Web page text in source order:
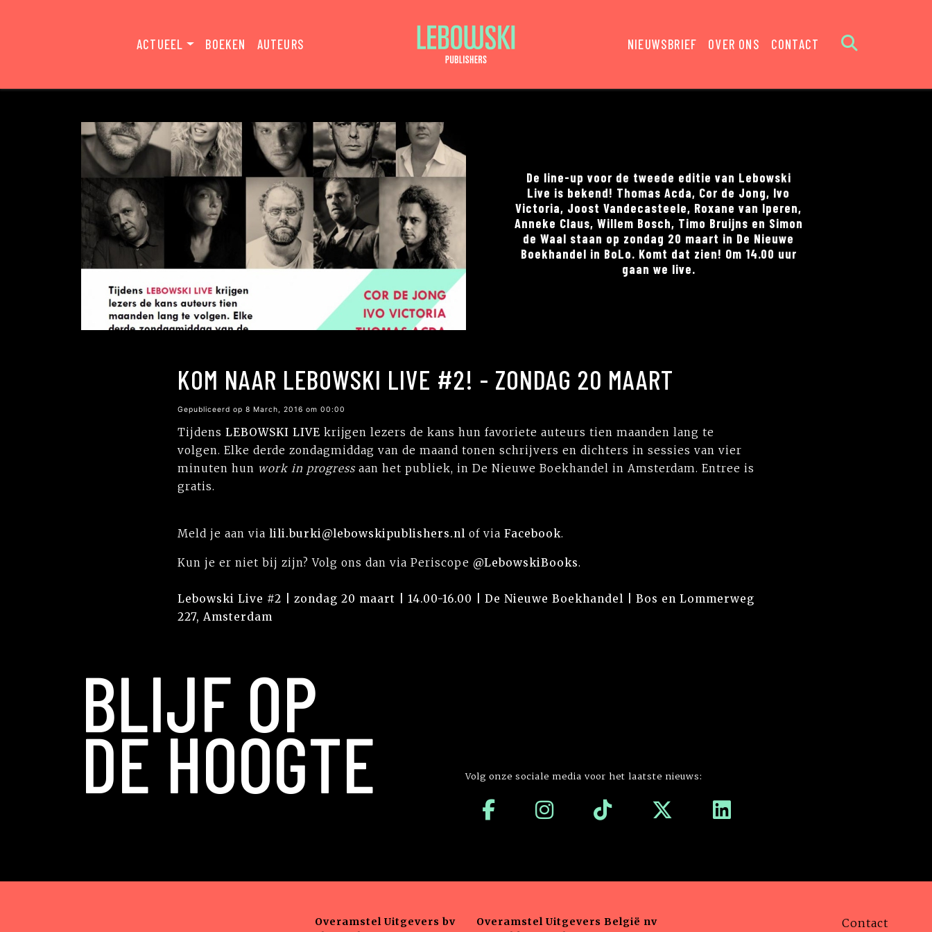
ACTUEEL BOEKEN AUTEURS NIEUWSBRIEF OVER ONS CONTACT
De line-up voor de tweede editie van Lebowski
Live is bekend! Thomas Acda, Cor de Jong, Ivo
Victoria, Joost Vandecasteele, Roxane van Iperen,
Anneke Claus, Willem Bosch, Timo Bruijns en Simon
de Waal staan op zondag 20 maart in De Nieuwe
Boekhandel in BoLo. Komt dat zien! Om 14.00 uur
gaan we live.
KOM NAAR LEBOWSKI LIVE #2! - ZONDAG 20 MAART
Gepubliceerd op 8 March, 2016 om 00:00
Tijdens LEBOWSKI LIVE krijgen lezers de kans hun favoriete auteurs tien maanden lang te
volgen. Elke derde zondagmiddag van de maand tonen schrijvers en dichters in sessies van vier
minuten hun work in progressaan het publiek, in De Nieuwe Boekhandel in Amsterdam. Entree is
gratis.
Meld je aan via lili.burki@lebowskipublishers.nl of via Facebook.
Kun je er niet bij zijn? Volg ons dan via Periscope @LebowskiBooks.
Lebowski Live #2 | zondag 20 maart | 14.00-16.00 | De Nieuwe Boekhandel | Bos en Lommerweg
227, Amsterdam
BLIJF OP
DE HOOGTE Volg onze sociale media voor het laatste nieuws:
Overamstel Uitgevers bv
Overamstel Uitgevers België nv
Contact